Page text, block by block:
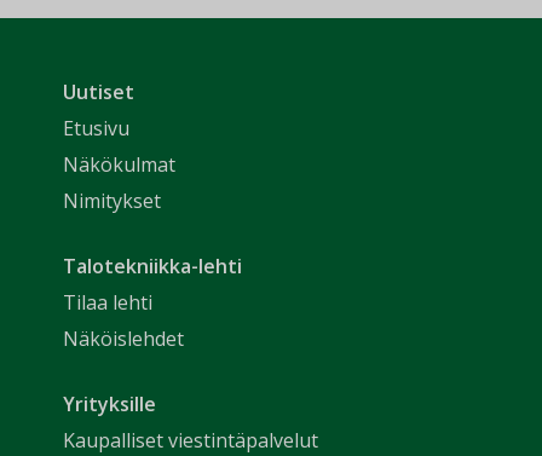
Uutiset
Etusivu
Näkökulmat
Nimitykset
Talotekniikka-lehti
Tilaa lehti
Näköislehdet
Yrityksille
Kaupalliset viestintäpalvelut